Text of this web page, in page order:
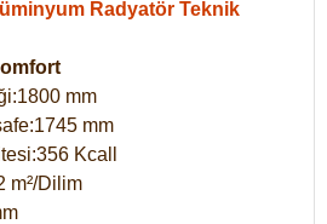
Radyatör Teknik
mm
mm
Kcall
m²/Dilim